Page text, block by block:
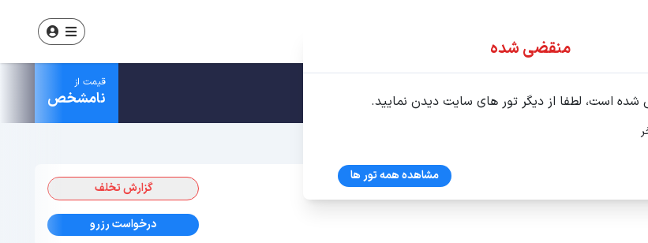
قیمت از
نامشخص
گزارش تخلف
درخواست رزرو
منقضی شده
شده است، لطفا از دیگر تور های سایت دیدن نمایید.
مشاهده همه تور ها